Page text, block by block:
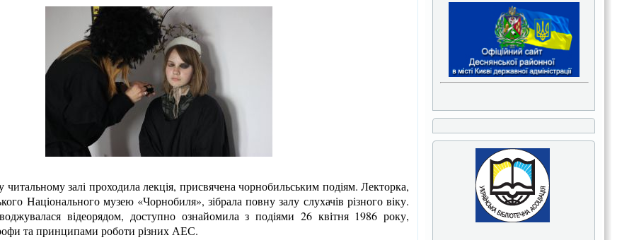
залі проходила лекція, присвячена чорнобильським подіям. Лекторка,
Національного музею «Чорнобиля», зібрала повну залу слухачів різного віку.
відеорядом, доступно ознайомила з подіями 26 квітня 1986 року,
та принципами роботи різних АЕС.